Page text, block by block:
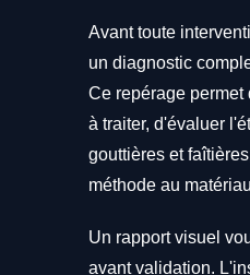
Avant toute
un diagnostic
Ce repérage
à traiter, d'évaluer
gouttières et
méthode au
Un rapport visuel
avant validation.